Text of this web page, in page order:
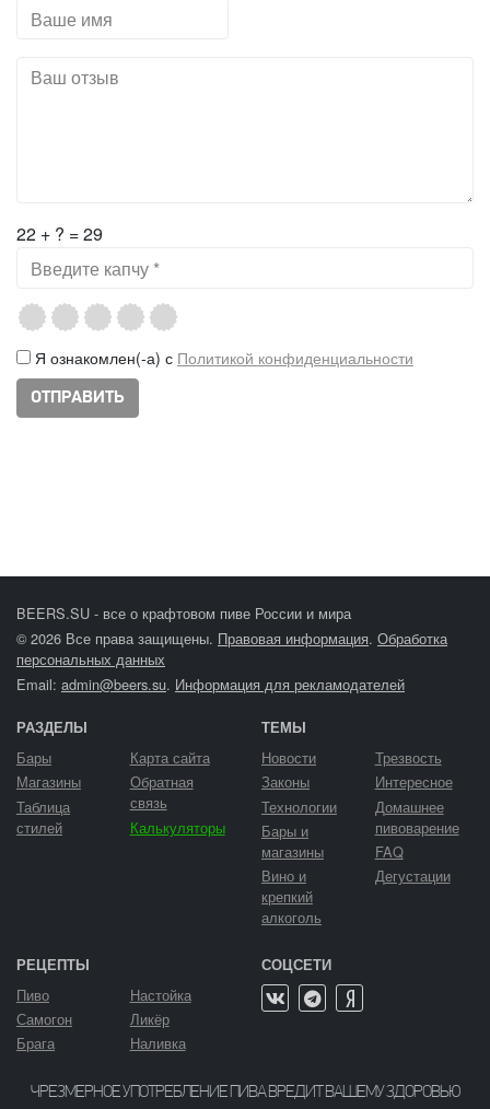
22 + ? = 29
Я ознакомлен(-а) с Политикой конфиденциальности
BEERS.SU - все о крафтовом пиве России и мира
© 2026 Все права защищены. Правовая информация. Обработка
персональных данных
Email: admin@beers.su. Информация для рекламодателей
РАЗДЕЛЫ
Бары
Магазины
Таблица
стилей
Карта сайта
Обратная
связь
Калькуляторы
ТЕМЫ
Новости
Законы
Технологии
Бары и
магазины
Вино и
крепкий
алкоголь
Трезвость
Интересное
Домашнее
пивоварение
FAQ
Дегустации
РЕЦЕПТЫ
Пиво
Самогон
Брага
Настойка
Ликёр
Наливка
СОЦСЕТИ
ЧРЕЗМЕРНОЕ УПОТРЕБЛЕНИЕ ПИВА ВРЕДИТ ВАШЕМУ ЗДОРОВЬЮ